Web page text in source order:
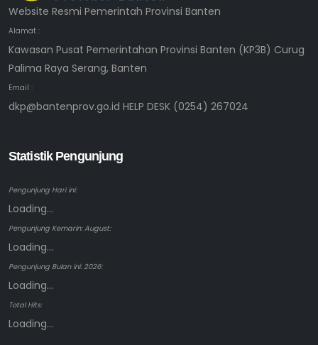
Website Resmi Pemerintah Provinsi Banten
Alamat :
Kawasan Pusat Pemerintahan Provinsi Banten (KP3B) Curug
Palima Raya Serang, Banten
Email :
dkp@bantenprov.go.id HELP DESK (0254) 267024
Statistik Pengunjung
Pengunjung Hari ini:
Loading...
Pengunjung Kemarin: August:
Loading...
Pengunjung Bulan ini: 2026:
Loading...
Total Hits:
Loading...